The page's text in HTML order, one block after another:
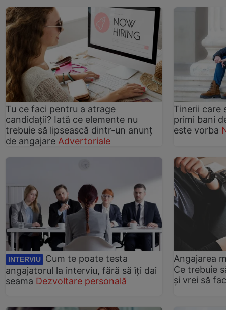
Tu ce faci pentru a atrage
candidații? Iată ce elemente nu
trebuie să lipsească dintr-un anunț
de angajare Advertoriale
Tinerii care
primi bani
este vorba
INTERVIU
Cum te poate testa
angajatorul la interviu, fără să îți dai
seama Dezvoltare personală
Angajarea
Ce trebuie
și vrei să